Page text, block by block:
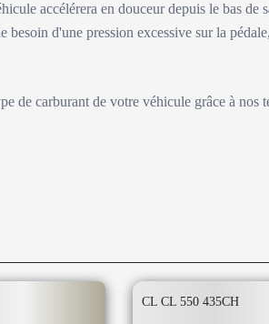
accélérera en douceur depuis le bas de
d'une pression excessive sur la
de carburant de votre véhicule grâce à nos
CL CL 550 435CH